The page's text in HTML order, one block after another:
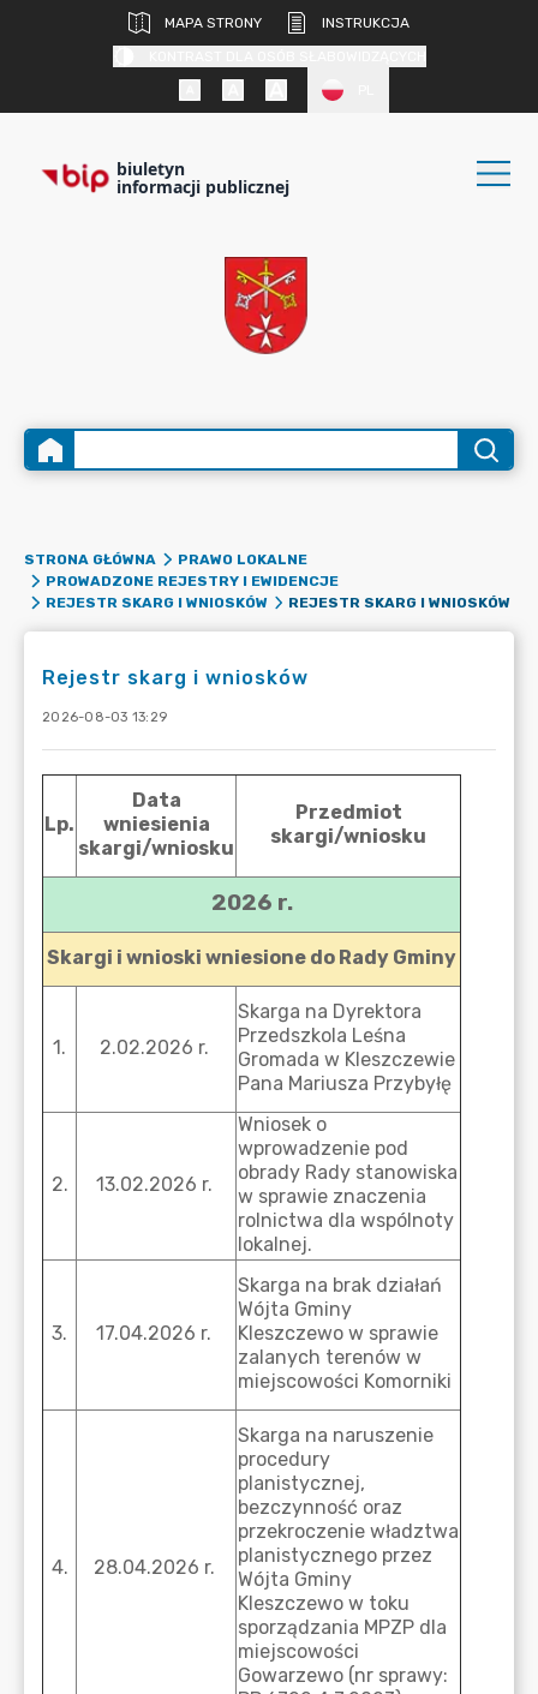
MAPA STRONY
INSTRUKCJA
biuletyn
informacji publicznej
STRONA GŁÓWNA
PRAWO LOKALNE
PROWADZONE REJESTRY I EWIDENCJE
REJESTR SKARG I WNIOSKÓW
REJESTR SKARG I WNIOSKÓW
Rejestr skarg i wniosków
2026-08-03 13:29